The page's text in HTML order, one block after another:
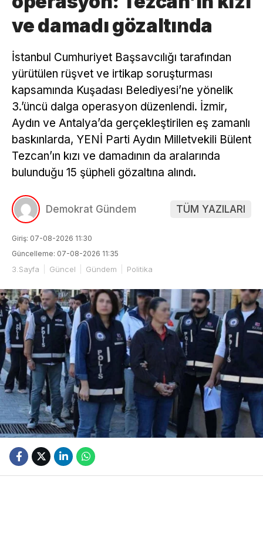
ve damadı gözaltında
İstanbul Cumhuriyet Başsavcılığı tarafından
yürütülen rüşvet ve irtikap soruşturması
kapsamında Kuşadası Belediyesi’ne yönelik
3.’üncü dalga operasyon düzenlendi. İzmir,
Aydın ve Antalya’da gerçekleştirilen eş zamanlı
baskınlarda, YENİ Parti Aydın Milletvekili Bülent
Tezcan’ın kızı ve damadının da aralarında
bulunduğu 15 şüpheli gözaltına alındı.
Demokrat Gündem TÜM YAZILARI
Giriş: 07-08-2026 11:30
Güncelleme: 07-08-2026 11:35
3.Sayfa Güncel Gündem Politika